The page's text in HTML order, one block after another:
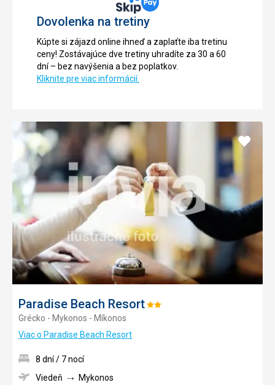
Dovolenka na tretiny
Kúpte si zájazd online ihneď a zaplaťte iba tretinu
ceny! Zostávajúce dve tretiny uhradíte za 30 a 60
dní – bez navýšenia a bez poplatkov.
Kliknite pre viac informácií.
Paradise Beach ResortHodnotenie:
Grécko - Mykonos - Míkonos
Viac o Paradise Beach Resort
Pridať
8 dní / 7 nocí
Viedeň
Mykonos